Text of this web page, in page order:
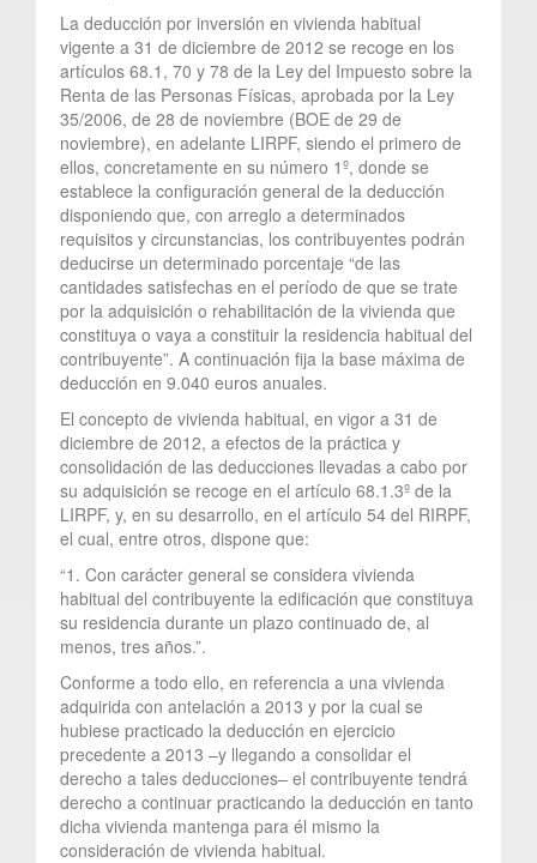
La deducción por inversión en vivienda habitual
vigente a 31 de diciembre de 2012 se recoge en los
artículos 68.1, 70 y 78 de la Ley del Impuesto sobre la
Renta de las Personas Físicas, aprobada por la Ley
35/2006, de 28 de noviembre (BOE de 29 de
noviembre), en adelante LIRPF, siendo el primero de
ellos, concretamente en su número 1º, donde se
establece la configuración general de la deducción
disponiendo que, con arreglo a determinados
requisitos y circunstancias, los contribuyentes podrán
deducirse un determinado porcentaje “de las
cantidades satisfechas en el período de que se trate
por la adquisición o rehabilitación de la vivienda que
constituya o vaya a constituir la residencia habitual del
contribuyente”. A continuación fija la base máxima de
deducción en 9.040 euros anuales.
El concepto de vivienda habitual, en vigor a 31 de
diciembre de 2012, a efectos de la práctica y
consolidación de las deducciones llevadas a cabo por
su adquisición se recoge en el artículo 68.1.3º de la
LIRPF, y, en su desarrollo, en el artículo 54 del RIRPF,
el cual, entre otros, dispone que:
“1. Con carácter general se considera vivienda
habitual del contribuyente la edificación que constituya
su residencia durante un plazo continuado de, al
menos, tres años.”.
Conforme a todo ello, en referencia a una vivienda
adquirida con antelación a 2013 y por la cual se
hubiese practicado la deducción en ejercicio
precedente a 2013 –y llegando a consolidar el
derecho a tales deducciones– el contribuyente tendrá
derecho a continuar practicando la deducción en tanto
dicha vivienda mantenga para él mismo la
consideración de vivienda habitual.